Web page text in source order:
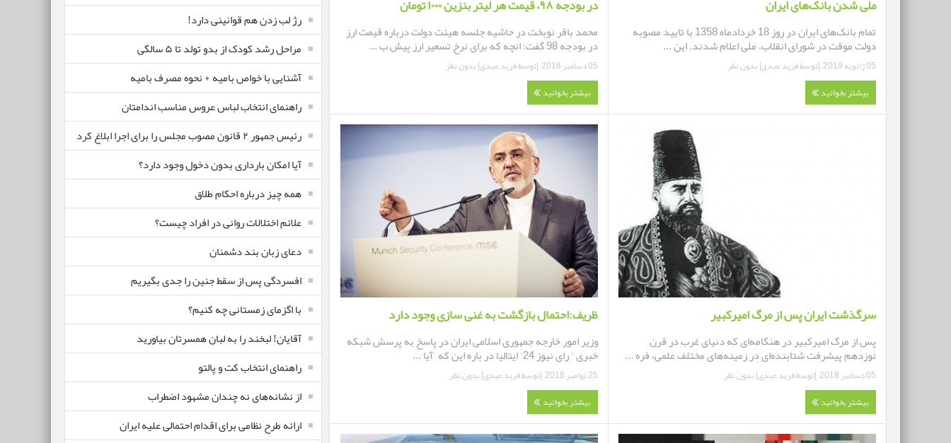
ملی شدن بانک‌های ایران
تمام بانک‌های ایران در روز 18 خردادماه 1358 با تایید مصوبه
دولت موقت در شورای انقلاب، ملی اعلام شدند. این ...
05 ژانویه 2019 |توسطفرید عبدی|بدون نظر
بیشتر بخوانید
در بودجه ۹۸، قیمت هر لیتر بنزین ۱۰۰۰ تومان
محمد باقر نوبخت در حاشیه جلسه هیئت دولت درباره قیمت ارز
در بودجه 98 گفت: انچه که برای نرخ تسعیر ارز پیش ب ...
05 دسامبر 2018 |توسطفرید عبدی|بدون نظر
بیشتر بخوانید
سرگذشت ایران پس از مرگ امیرکبیر
پس از مرگ امیرکبیر در هنگامه‌ای که دنیای غرب در قرن
نوزدهم پیشرفت شتابنده‌ای در زمینه‌های مختلف علمی، فره ...
05 دسامبر 2018 |توسطفرید عبدی|بدون نظر
بیشتر بخوانید
ظریف:احتمال بازگشت به غنی سازی وجود دارد
وزیر امور خارجه جمهوری اسلامی ایران در پاسخ به پرسش شبکه
خبری ' رای نیوز 24' ایتالیا در باره این که 'آیا ...
25 نوامبر 2018 |توسطفرید عبدی|بدون نظر
بیشتر بخوانید
رژ لب زدن هم قوانینی دارد!
مراحل رشد کودک از بدو تولد تا ۵ سالگی
آشنایی با خواص بامیه + نحوه مصرف بامیه
راهنمای انتخاب لباس عروس مناسب اندامتان
رئیس جمهور ۲ قانون مصوب مجلس را برای اجرا ابلاغ کرد
آیا امکان بارداری بدون دخول وجود دارد؟
همه چیز درباره احکام طلاق
علائم اختلالات روانی در افراد چیست؟
دعای زبان بند دشمنان
افسردگی پس از سقط جنین را جدی بگیریم
با اگزمای زمستانی چه کنیم؟
آقایان! لبخند را به لبان همسرتان بیاورید
راهنمای انتخاب کت و پالتو
از نشانه‌های نه چندان مشهود اضطراب
ارائه طرح نظامی برای اقدام احتمالی علیه ایران